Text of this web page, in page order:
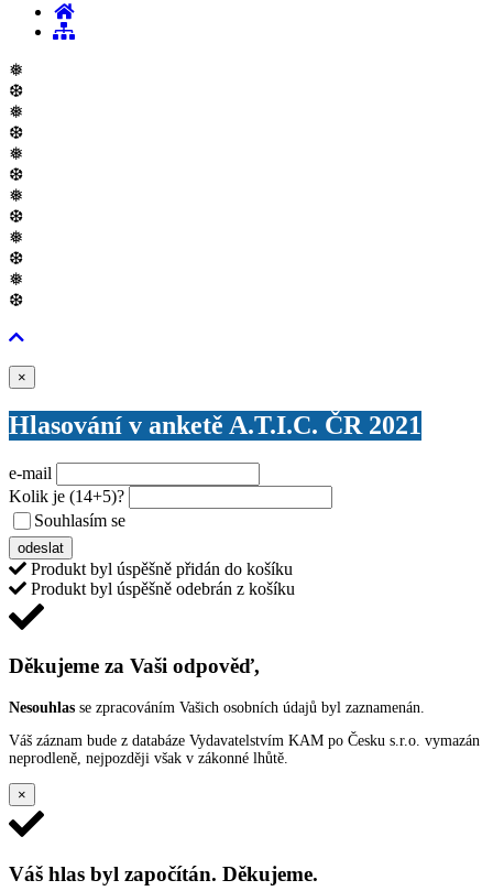
❅
❆
❅
❆
❅
❆
❅
❆
❅
❆
❅
❆
×
Hlasování v anketě A.T.I.C. ČR 2021
e-mail
Kolik je (14+5)?
Souhlasím se
odeslat
Produkt byl úspěšně přidán do košíku
Produkt byl úspěšně odebrán z košíku
Děkujeme za Vaši odpověď,
Nesouhlas se zpracováním Vašich osobních údajů byl zaznamenán.
Váš záznam bude z databáze Vydavatelstvím KAM po Česku s.r.o. vymazán
neprodleně, nejpozději však v zákonné lhůtě.
×
Váš hlas byl započítán. Děkujeme.